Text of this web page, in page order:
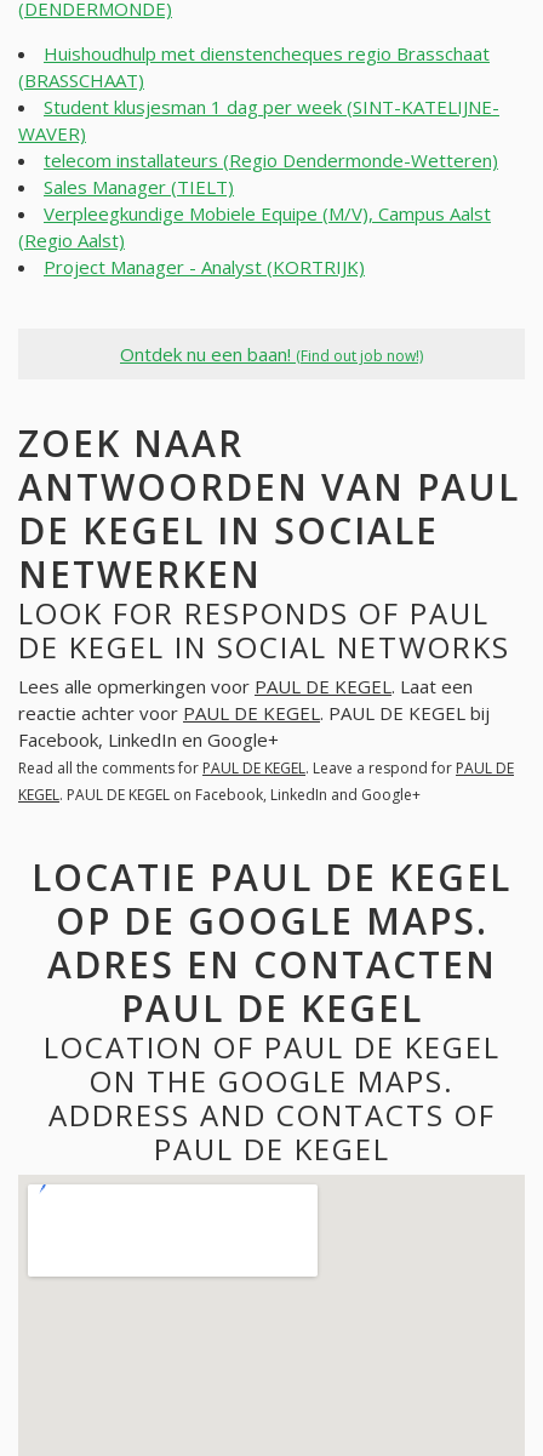
(DENDERMONDE)
Huishoudhulp met dienstencheques regio Brasschaat
(BRASSCHAAT)
Student klusjesman 1 dag per week (SINT-KATELIJNE-
WAVER)
telecom installateurs (Regio Dendermonde-Wetteren)
Sales Manager (TIELT)
Verpleegkundige Mobiele Equipe (M/V), Campus Aalst
(Regio Aalst)
Project Manager - Analyst (KORTRIJK)
Ontdek nu een baan! (Find out job now!)
ZOEK NAAR
ANTWOORDEN VAN PAUL
DE KEGEL IN SOCIALE
NETWERKEN
LOOK FOR RESPONDS OF PAUL
DE KEGEL IN SOCIAL NETWORKS
Lees alle opmerkingen voor PAUL DE KEGEL. Laat een
reactie achter voor PAUL DE KEGEL. PAUL DE KEGEL bij
Facebook, LinkedIn en Google+
Read all the comments for PAUL DE KEGEL. Leave a respond for PAUL DE
KEGEL. PAUL DE KEGEL on Facebook, LinkedIn and Google+
LOCATIE PAUL DE KEGEL
OP DE GOOGLE MAPS.
ADRES EN CONTACTEN
PAUL DE KEGEL
LOCATION OF PAUL DE KEGEL
ON THE GOOGLE MAPS.
ADDRESS AND CONTACTS OF
PAUL DE KEGEL